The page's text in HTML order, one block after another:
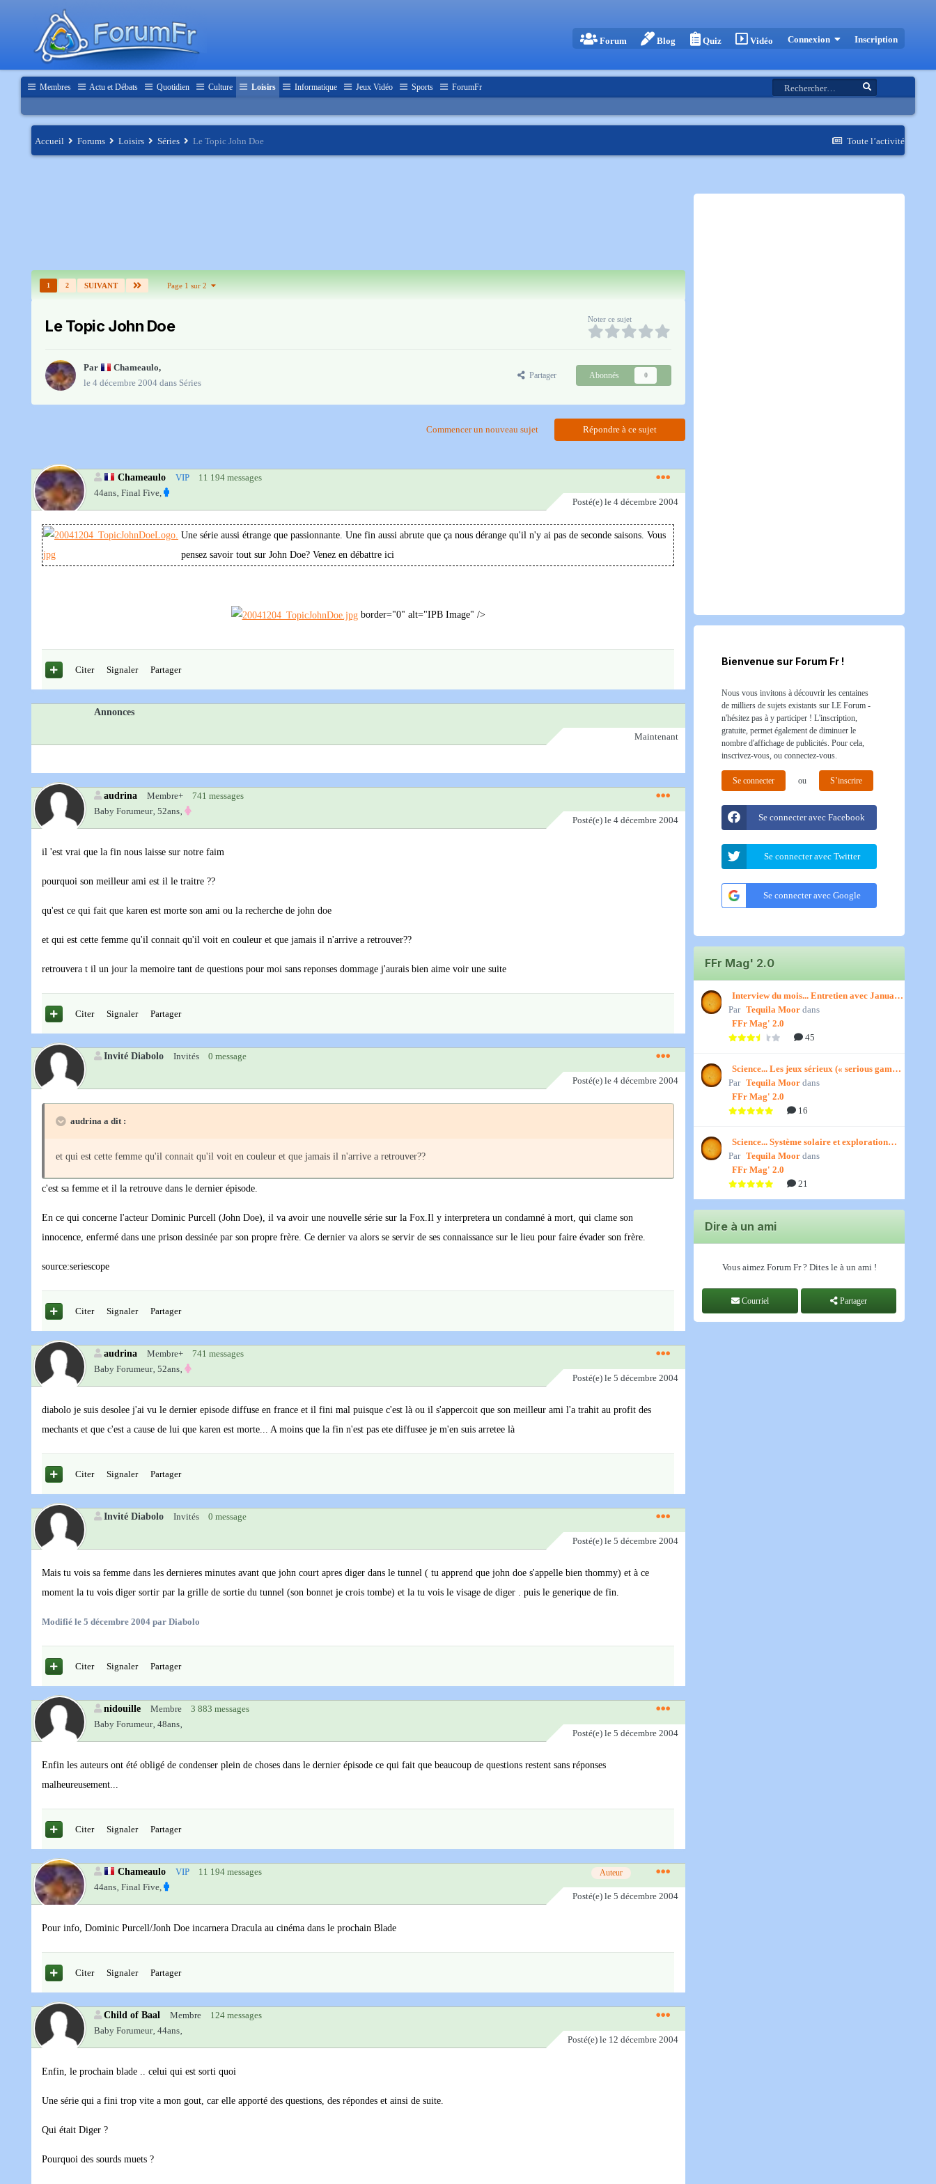
Forum Blog Quiz Vidéo Connexion Inscription
Membres Actu et Débats Quotidien Culture Loisirs Informatique Jeux Vidéo Sports ForumFr
Toute l’activité
Accueil Forums Loisirs Séries Le Topic John Doe
1 2 SUIVANT Page 1 sur 2
Le Topic John Doe Noter ce sujet
Par Chameaulo,
le 4 décembre 2004 dans Séries
Partager Abonnés 0
Répondre à ce sujet
Commencer un nouveau sujet
Chameaulo VIP
11 194 messages
44ans‚ Final Five,
Posté(e) le 4 décembre 2004
Une série aussi étrange que passionnante. Une fin aussi abrute que ça nous dérange qu'il n'y ai pas de seconde saisons. Vous
pensez savoir tout sur John Doe? Venez en débattre ici
border="0" alt="IPB Image" />
Citer Signaler Partager
Annonces
Maintenant
audrina Membre+
741 messages
Baby Forumeur‚ 52ans‚
Posté(e) le 4 décembre 2004
il 'est vrai que la fin nous laisse sur notre faim
pourquoi son meilleur ami est il le traitre ??
qu'est ce qui fait que karen est morte son ami ou la recherche de john doe
et qui est cette femme qu'il connait qu'il voit en couleur et que jamais il n'arrive a retrouver??
retrouvera t il un jour la memoire tant de questions pour moi sans reponses dommage j'aurais bien aime voir une suite
Citer Signaler Partager
Invité Diabolo Invités 0 message
Posté(e) le 4 décembre 2004
audrina a dit :
et qui est cette femme qu'il connait qu'il voit en couleur et que jamais il n'arrive a retrouver??
c'est sa femme et il la retrouve dans le dernier épisode.
En ce qui concerne l'acteur Dominic Purcell (John Doe), il va avoir une nouvelle série sur la Fox.Il y interpretera un condamné à mort, qui clame son
innocence, enfermé dans une prison dessinée par son propre frère. Ce dernier va alors se servir de ses connaissance sur le lieu pour faire évader son frère.
source:seriescope
Citer Signaler Partager
audrina Membre+
741 messages
Baby Forumeur‚ 52ans‚
Posté(e) le 5 décembre 2004
diabolo je suis desolee j'ai vu le dernier episode diffuse en france et il fini mal puisque c'est là ou il s'appercoit que son meilleur ami l'a trahit au profit des
mechants et que c'est a cause de lui que karen est morte... A moins que la fin n'est pas ete diffusee je m'en suis arretee là
Citer Signaler Partager
Invité Diabolo Invités 0 message
Posté(e) le 5 décembre 2004
Mais tu vois sa femme dans les dernieres minutes avant que john court apres diger dans le tunnel ( tu apprend que john doe s'appelle bien thommy) et à ce
moment la tu vois diger sortir par la grille de sortie du tunnel (son bonnet je crois tombe) et la tu vois le visage de diger . puis le generique de fin.
Modifié le 5 décembre 2004 par Diabolo
Citer Signaler Partager
nidouille Membre
3 883 messages
Baby Forumeur‚ 48ans‚
Posté(e) le 5 décembre 2004
Enfin les auteurs ont été obligé de condenser plein de choses dans le dernier épisode ce qui fait que beaucoup de questions restent sans réponses
malheureusement...
Citer Signaler Partager
Chameaulo VIP 11 194 messages Auteur
44ans‚ Final Five,
Posté(e) le 5 décembre 2004
Pour info, Dominic Purcell/Jonh Doe incarnera Dracula au cinéma dans le prochain Blade
Citer Signaler Partager
Child of Baal Membre
124 messages
Baby Forumeur‚ 44ans‚
Posté(e) le 12 décembre 2004
Enfin, le prochain blade .. celui qui est sorti quoi
Une série qui a fini trop vite a mon gout, car elle apporté des questions, des répondes et ainsi de suite.
Qui était Diger ?
Pourquoi des sourds muets ?
Bienvenue sur Forum Fr !
Nous vous invitons à découvrir les centaines
de milliers de sujets existants sur LE Forum -
n'hésitez pas à y participer ! L'inscription,
gratuite, permet également de diminuer le
nombre d'affichage de publicités. Pour cela,
inscrivez-vous, ou connectez-vous.
Se connecter ou S’inscrire
Se connecter avec Facebook
Se connecter avec Twitter
Se connecter avec Google
FFr Mag' 2.0
Interview du mois... Entretien avec January,
par Titenath
Par Tequila Moor dans
FFr Mag' 2.0
45
Science... Les jeux sérieux (« serious games
») par Jedino
Par Tequila Moor dans
FFr Mag' 2.0
16
Science... Système solaire et exploration
spatiale, par Jedino
Par Tequila Moor dans
FFr Mag' 2.0
21
Dire à un ami
Vous aimez Forum Fr ? Dites le à un ami !
Courriel Partager